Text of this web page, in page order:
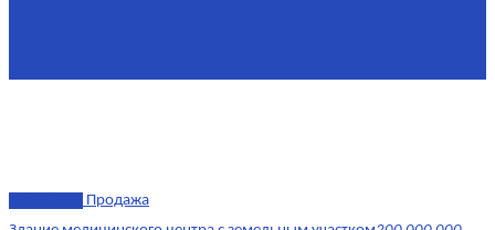
Продажа